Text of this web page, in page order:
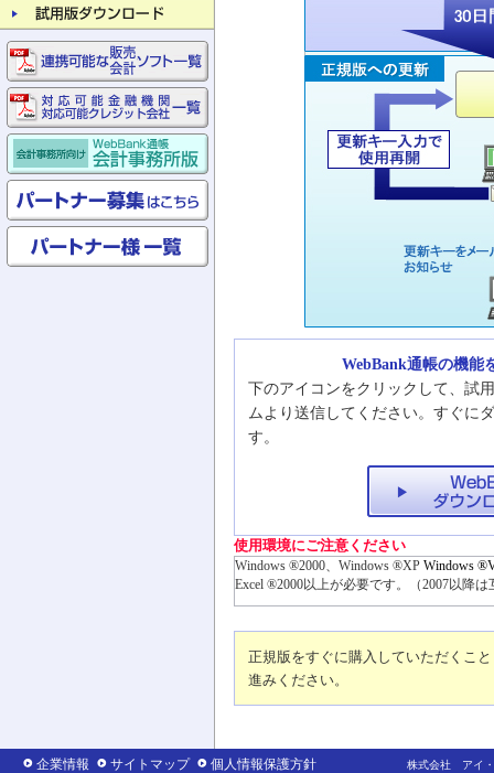
WebBank通帳の機能
下のアイコンをクリックして、試
ムより送信してください。すぐに
す。
使用環境にご注意ください
正規版をすぐに購入していただくこ
進みください。
企業情報 サイトマップ 個人情報保護方針 株式会社 アイ